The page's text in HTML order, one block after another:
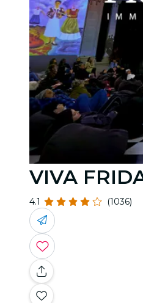
VIVA
4.1 (1036)